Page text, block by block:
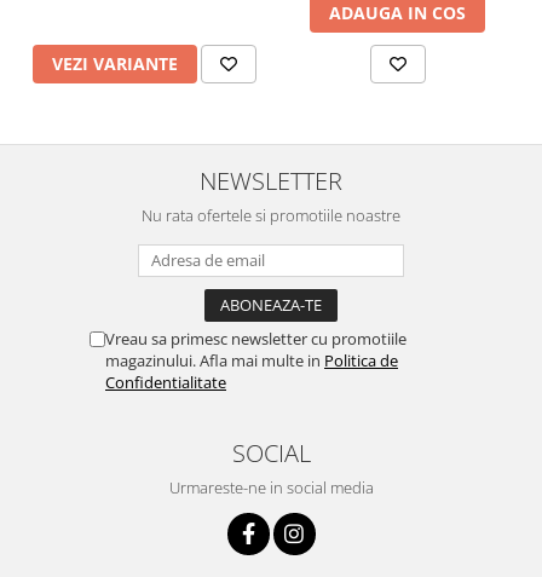
VEZI VARIANTE
ADAUGA IN COS
NEWSLETTER
Nu rata ofertele si promotiile noastre
Vreau sa primesc newsletter cu promotiile
magazinului. Afla mai multe in Politica de
Confidentialitate
SOCIAL
Urmareste-ne in social media